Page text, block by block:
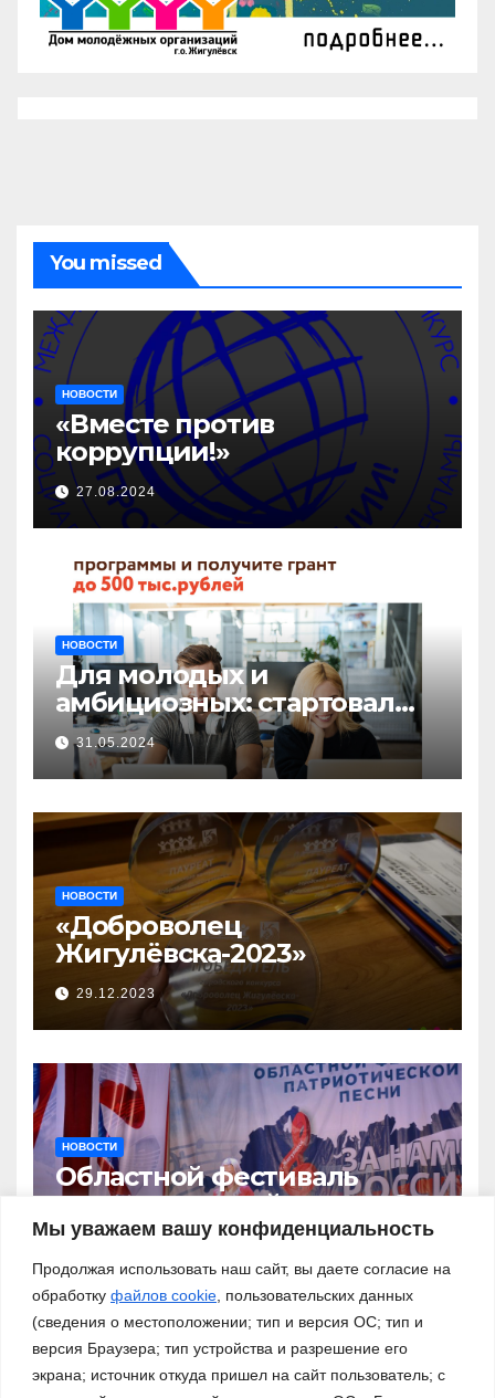
Мы уважаем вашу конфиденциальность
Продолжая использовать наш сайт, вы даете согласие на
обработку файлов cookie , пользовательских данных
(сведения о местоположении; тип и версия ОС; тип и
версия Браузера; тип устройства и разрешение его
экрана; источник откуда пришел на сайт пользователь; с
You missed
НОВОСТИ
«Вместе против
коррупции!»
27.08.2024
НОВОСТИ
Для молодых и
амбициозных: стартовал
прием заявок на участие в
бизнес-акселераторе «Ты
предприниматель»
31.05.2024
НОВОСТИ
«Доброволец
Жигулёвска-2023»
29.12.2023
НОВОСТИ
Областной фестиваль
патриотической песни «За
нами – Россия!»